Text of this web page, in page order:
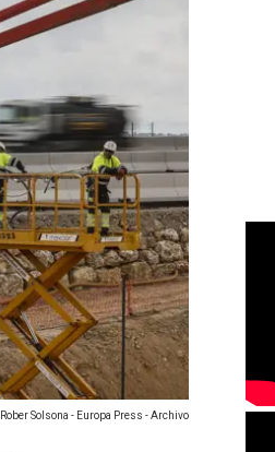
Rober Solsona - Europa Press - Archivo